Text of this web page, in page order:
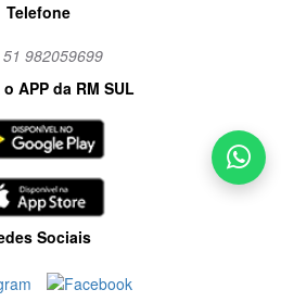
Telefone
51 982059699
APP da RM SUL
Sociais